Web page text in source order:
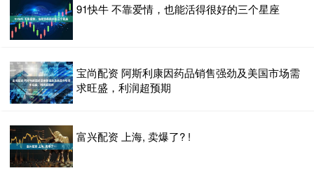
91快牛 不靠爱情，也能活得很好的三个星座
宝尚配资 阿斯利康因药品销售强劲及美国市场需
求旺盛，利润超预期
富兴配资 上海, 卖爆了? !